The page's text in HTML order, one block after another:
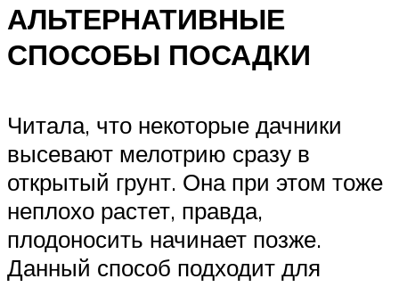
АЛЬТЕРНАТИВНЫЕ
СПОСОБЫ ПОСАДКИ
Читала, что некоторые дачники
высевают мелотрию сразу в
открытый грунт. Она при этом тоже
неплохо растет, правда,
плодоносить начинает позже.
Данный способ подходит для